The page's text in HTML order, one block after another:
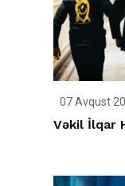
07 Avqust
Vəkil İlqar